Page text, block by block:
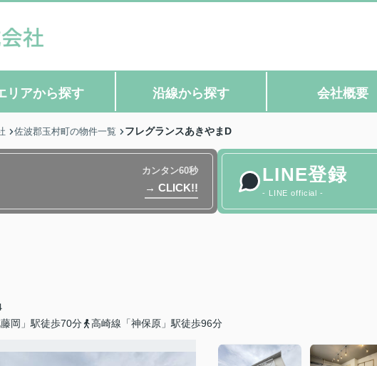
リアから探す 沿線から探す 会社概要
佐波郡玉村町の物件一覧 フレグランスあきやまD
カンタン60秒
→ CLICK!!
LINE登録
- LINE official -
岡」駅徒歩70分 高崎線「神保原」駅徒歩96分